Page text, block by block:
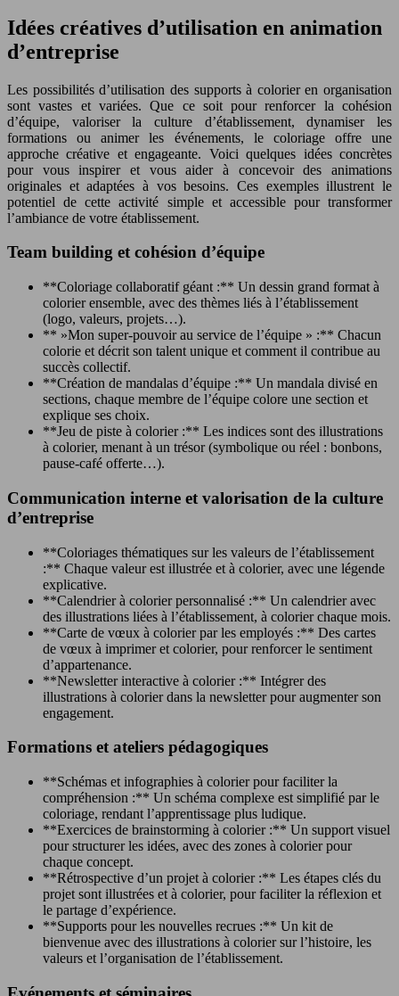
Idées créatives d’utilisation en animation
d’entreprise
Les possibilités d’utilisation des supports à colorier en organisation
sont vastes et variées. Que ce soit pour renforcer la cohésion
d’équipe, valoriser la culture d’établissement, dynamiser les
formations ou animer les événements, le coloriage offre une
approche créative et engageante. Voici quelques idées concrètes
pour vous inspirer et vous aider à concevoir des animations
originales et adaptées à vos besoins. Ces exemples illustrent le
potentiel de cette activité simple et accessible pour transformer
l’ambiance de votre établissement.
Team building et cohésion d’équipe
**Coloriage collaboratif géant :** Un dessin grand format à
colorier ensemble, avec des thèmes liés à l’établissement
(logo, valeurs, projets…).
** »Mon super-pouvoir au service de l’équipe » :** Chacun
colorie et décrit son talent unique et comment il contribue au
succès collectif.
**Création de mandalas d’équipe :** Un mandala divisé en
sections, chaque membre de l’équipe colore une section et
explique ses choix.
**Jeu de piste à colorier :** Les indices sont des illustrations
à colorier, menant à un trésor (symbolique ou réel : bonbons,
pause-café offerte…).
Communication interne et valorisation de la culture
d’entreprise
**Coloriages thématiques sur les valeurs de l’établissement
:** Chaque valeur est illustrée et à colorier, avec une légende
explicative.
**Calendrier à colorier personnalisé :** Un calendrier avec
des illustrations liées à l’établissement, à colorier chaque mois.
**Carte de vœux à colorier par les employés :** Des cartes
de vœux à imprimer et colorier, pour renforcer le sentiment
d’appartenance.
**Newsletter interactive à colorier :** Intégrer des
illustrations à colorier dans la newsletter pour augmenter son
engagement.
Formations et ateliers pédagogiques
**Schémas et infographies à colorier pour faciliter la
compréhension :** Un schéma complexe est simplifié par le
coloriage, rendant l’apprentissage plus ludique.
**Exercices de brainstorming à colorier :** Un support visuel
pour structurer les idées, avec des zones à colorier pour
chaque concept.
**Rétrospective d’un projet à colorier :** Les étapes clés du
projet sont illustrées et à colorier, pour faciliter la réflexion et
le partage d’expérience.
**Supports pour les nouvelles recrues :** Un kit de
bienvenue avec des illustrations à colorier sur l’histoire, les
valeurs et l’organisation de l’établissement.